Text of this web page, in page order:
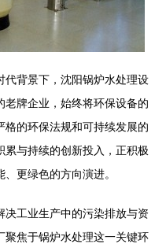
代背景下，沈阳锅炉水处理设
牌企业，始终将环保设备的
的环保法规和可持续发展的
与持续的创新投入，正积极
更绿色的方向演进。
工业生产中的污染排放与资
聚焦于锅炉水处理这一关键环